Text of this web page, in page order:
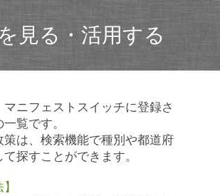
見る・活用する
マニフェストスイッチに登録さ
覧です。
策は、検索機能で種別や都道府
探すことができます。